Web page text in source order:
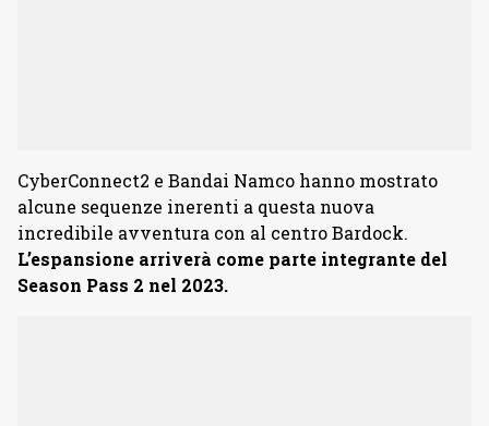
CyberConnect2 e Bandai Namco hanno mostrato
alcune sequenze inerenti a questa nuova
incredibile avventura con al centro Bardock.
L’espansione arriverà come parte integrante del
Season Pass 2 nel 2023.